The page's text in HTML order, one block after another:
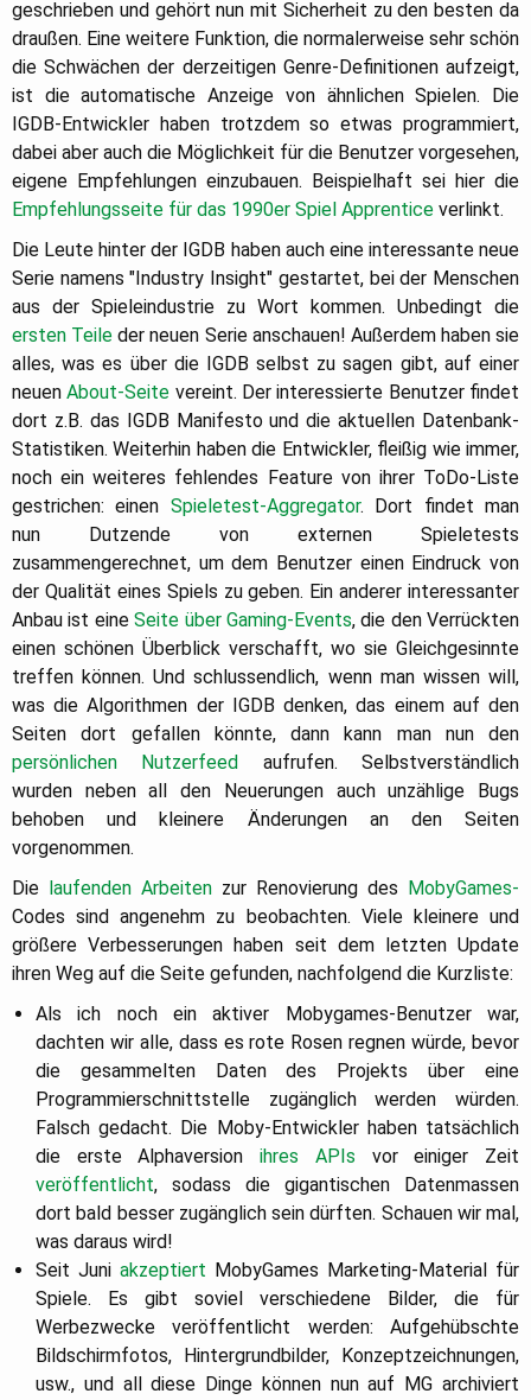
geschrieben und gehört nun mit Sicherheit zu den besten da
draußen. Eine weitere Funktion, die normalerweise sehr schön
die Schwächen der derzeitigen Genre-Definitionen aufzeigt,
ist die automatische Anzeige von ähnlichen Spielen. Die
IGDB-Entwickler haben trotzdem so etwas programmiert,
dabei aber auch die Möglichkeit für die Benutzer vorgesehen,
eigene Empfehlungen einzubauen. Beispielhaft sei hier die
Empfehlungsseite für das 1990er Spiel Apprentice verlinkt.
Die Leute hinter der IGDB haben auch eine interessante neue
Serie namens "Industry Insight" gestartet, bei der Menschen
aus der Spieleindustrie zu Wort kommen. Unbedingt die
ersten Teile der neuen Serie anschauen! Außerdem haben sie
alles, was es über die IGDB selbst zu sagen gibt, auf einer
neuenAbout-Seite vereint. Der interessierte Benutzer findet
dort z.B. das IGDB Manifesto und die aktuellen Datenbank-
Statistiken. Weiterhin haben die Entwickler, fleißig wie immer,
noch ein weiteres fehlendes Feature von ihrer ToDo-Liste
gestrichen: einen Spieletest-Aggregator. Dort findet man
nun Dutzende von externen Spieletests
zusammengerechnet, um dem Benutzer einen Eindruck von
der Qualität eines Spiels zu geben. Ein anderer interessanter
Anbau ist eineSeite über Gaming-Events, die den Verrückten
einen schönen Überblick verschafft, wo sie Gleichgesinnte
treffen können. Und schlussendlich, wenn man wissen will,
was die Algorithmen der IGDB denken, das einem auf den
Seiten dort gefallen könnte, dann kann man nun den
persönlichen Nutzerfeed aufrufen. Selbstverständlich
wurden neben all den Neuerungen auch unzählige Bugs
behoben und kleinere Änderungen an den Seiten
vorgenommen.
Die laufenden Arbeiten zur Renovierung des MobyGames-
Codes sind angenehm zu beobachten. Viele kleinere und
größere Verbesserungen haben seit dem letzten Update
ihren Weg auf die Seite gefunden, nachfolgend die Kurzliste:
Als ich noch ein aktiver Mobygames-Benutzer war,
dachten wir alle, dass es rote Rosen regnen würde, bevor
die gesammelten Daten des Projekts über eine
Programmierschnittstelle zugänglich werden würden.
Falsch gedacht. Die Moby-Entwickler haben tatsächlich
die erste Alphaversion ihres APIs vor einiger Zeit
veröffentlicht, sodass die gigantischen Datenmassen
dort bald besser zugänglich sein dürften. Schauen wir mal,
was daraus wird!
Seit Juni akzeptiert MobyGames Marketing-Material für
Spiele. Es gibt soviel verschiedene Bilder, die für
Werbezwecke veröffentlicht werden: Aufgehübschte
Bildschirmfotos, Hintergrundbilder, Konzeptzeichnungen,
usw., und all diese Dinge können nun auf MG archiviert